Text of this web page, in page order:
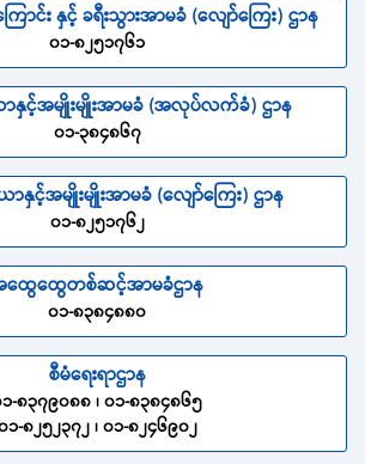
ောင်း နှင့် ခရီးသွားအာမခံ (လျော်ကြေး) ဌာန
၀၁-၈၂၅၁၇၆၁
ာနှင့်အမျိုးမျိုးအာမခံ (အလုပ်လက်ခံ) ဌာန
၀၁-၃၈၄၈၆၇
ာနှင့်အမျိုးမျိုးအာမခံ (လျော်ကြေး) ဌာန
၀၁-၈၂၅၁၇၆၂
ေထွေတစ်ဆင့်အာမခံဌာန
၀၁-၈၃၈၄၈၈၀
စီမံရေးရာဌာန
-၈၃၇၉၀၈၈ ၊ ၀၁-၈၃၈၄၈၆၅
၁-၈၂၅၂၃၇၂ ၊ ၀၁-၈၂၄၆၉၀၂